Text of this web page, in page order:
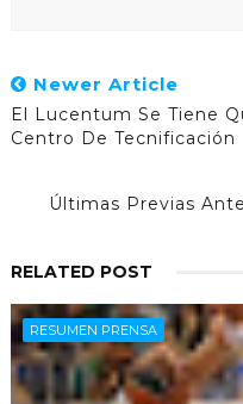
Newer Article
El Lucentum Se Tiene
Centro De Tecnificación
Últimas Previas
RELATED POST
RESUMEN PRENSA